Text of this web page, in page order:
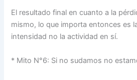
El resultado final en cuanto a la
mismo, lo que importa entonces es
intensidad no la actividad en sí.
* Mito N°6: Si no sudamos no